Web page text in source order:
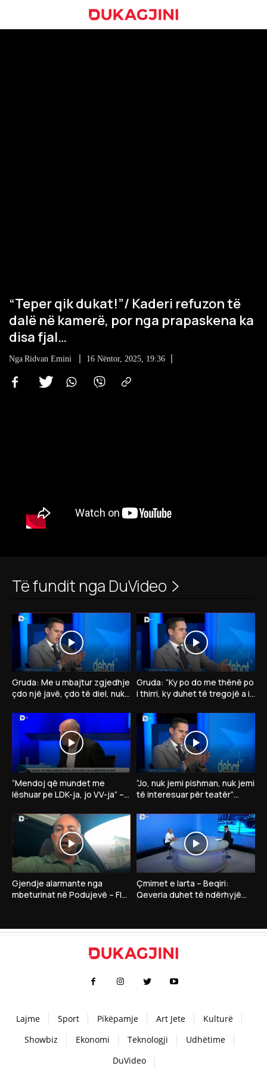
“Teper qik dukat!”/ Kaderi refuzon të
dalë në kamerë, por nga prapaskena ka
disa fjal…
Nga Ridvan Emini 16 Nëntor, 2025, 19:36
Të fundit nga DuVideo
Gruda: Me u mbajtur zgjedhje
çdo një javë, çdo të diel, nuk
së
Gruda: “Ky po do me thënë po
i thirri, ky duhet të tregojë a ia
“Mendoj që mundet me
lëshuar pe LDK-ja, jo VV-ja” –
insiston në president…”
“Jo, nuk jemi pishman, nuk jemi
të interesuar për teatër”
Kurtin nuk ka..
Gjendje alarmante nga
mbeturinat në Podujevë – Flet
Çmimet e larta – Beqiri:
Qeveria duhet të ndërhyjë
Lajme Sport Pikëpamje Art Jete
Kulturë
Showbiz
Ekonomi Teknologji
Udhëtime
DuVideo